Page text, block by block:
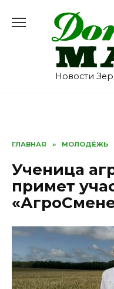
содержанию
Новости
ГЛАВНАЯ » МОЛОДЁЖЬ
Ученица
примет